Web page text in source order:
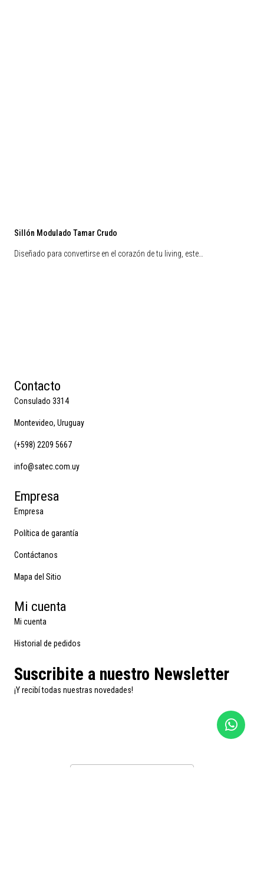
Sillón Modulado Tamar Crudo
Diseñado para convertirse en el corazón de tu living, este…
Contacto
Consulado 3314
Montevideo, Uruguay
(+598) 2209 5667
info@satec.com.uy
Empresa
Empresa
Política de garantía
Contáctanos
Mapa del Sitio
Mi cuenta
Mi cuenta
Historial de pedidos
Suscribite a nuestro Newsletter
¡Y recibí todas nuestras novedades!